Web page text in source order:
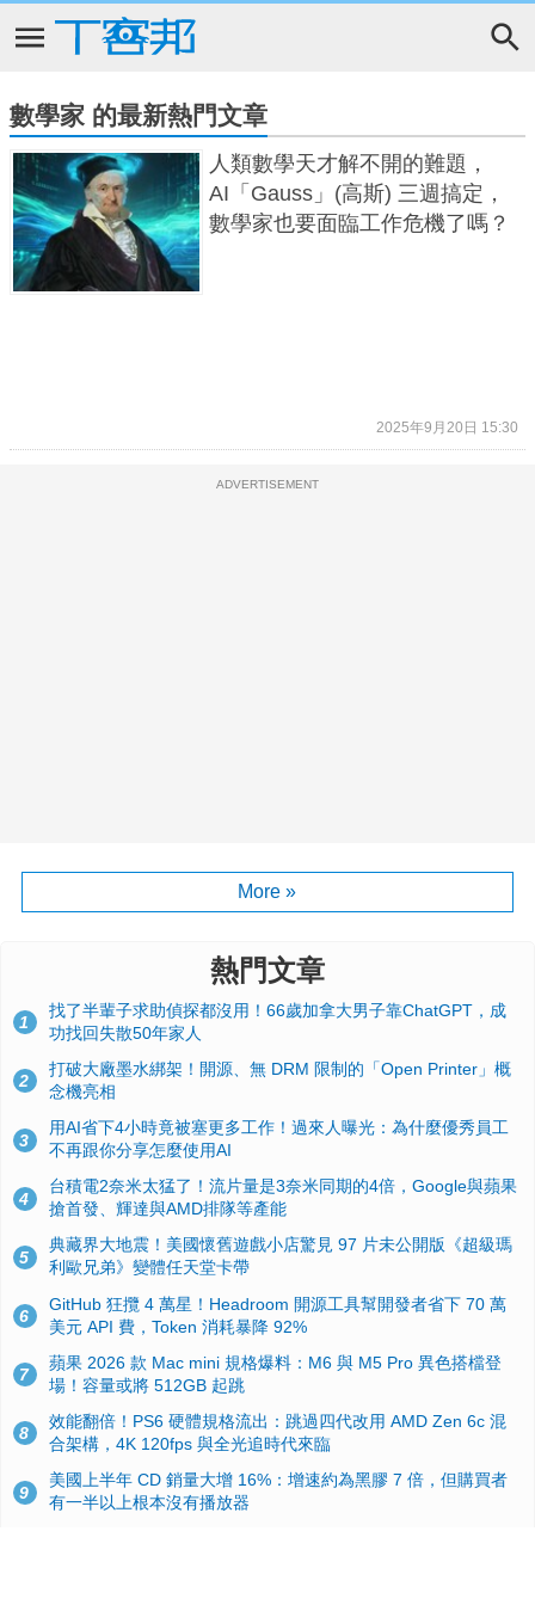
數學家 的最新熱門文章
人類數學天才解不開的難題，
AI「Gauss」(高斯) 三週搞定，
數學家也要面臨工作危機了嗎？
2025年9月20日 15:30
ADVERTISEMENT
More »
熱門文章
1
找了半輩子求助偵探都沒用！66歲加拿大男子靠ChatGPT，成
功找回失散50年家人
2
打破大廠墨水綁架！開源、無 DRM 限制的「Open Printer」概
念機亮相
3
用AI省下4小時竟被塞更多工作！過來人曝光：為什麼優秀員工
不再跟你分享怎麼使用AI
4
台積電2奈米太猛了！流片量是3奈米同期的4倍，Google與蘋果
搶首發、輝達與AMD排隊等產能
5
典藏界大地震！美國懷舊遊戲小店驚見 97 片未公開版《超級瑪
利歐兄弟》變體任天堂卡帶
6
GitHub 狂攬 4 萬星！Headroom 開源工具幫開發者省下 70 萬
美元 API 費，Token 消耗暴降 92%
7
蘋果 2026 款 Mac mini 規格爆料：M6 與 M5 Pro 異色搭檔登
場！容量或將 512GB 起跳
8
效能翻倍！PS6 硬體規格流出：跳過四代改用 AMD Zen 6c 混
合架構，4K 120fps 與全光追時代來臨
9
美國上半年 CD 銷量大增 16%：增速約為黑膠 7 倍，但購買者
有一半以上根本沒有播放器